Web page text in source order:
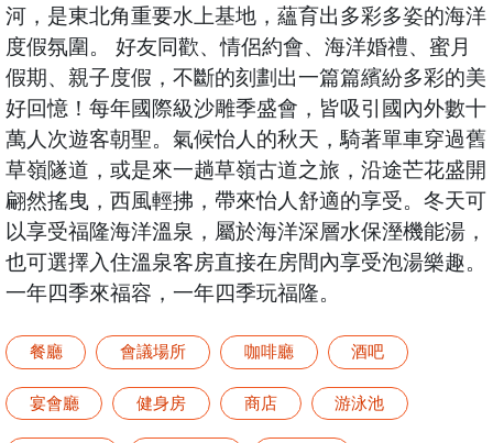
河，是東北角重要水上基地，蘊育出多彩多姿的海洋
度假氛圍。 好友同歡、情侶約會、海洋婚禮、蜜月
假期、親子度假，不斷的刻劃出一篇篇繽紛多彩的美
好回憶！每年國際級沙雕季盛會，皆吸引國內外數十
萬人次遊客朝聖。氣候怡人的秋天，騎著單車穿過舊
草嶺隧道，或是來一趟草嶺古道之旅，沿途芒花盛開
翩然搖曳，西風輕拂，帶來怡人舒適的享受。冬天可
以享受福隆海洋溫泉，屬於海洋深層水保溼機能湯，
也可選擇入住溫泉客房直接在房間內享受泡湯樂趣。
一年四季來福容，一年四季玩福隆。
餐廳 會議場所 咖啡廳 酒吧
宴會廳 健身房 商店 游泳池